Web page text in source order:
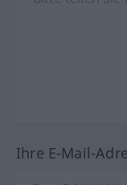
Ihre E-Mail-